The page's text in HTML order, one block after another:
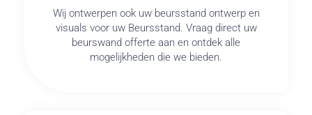
Wij ontwerpen ook uw beursstand ontwerp en
visuals voor uw Beursstand. Vraag direct uw
beurswand offerte aan en ontdek alle
mogelijkheden die we bieden.